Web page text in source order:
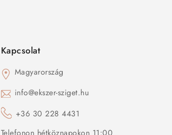
Kapcsolat
Magyarország
info@ekszer-sziget.hu
+36 30 228 4431